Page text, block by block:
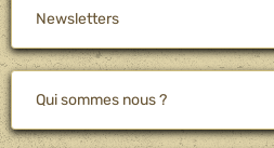
Newsletters
Qui sommes nous ?